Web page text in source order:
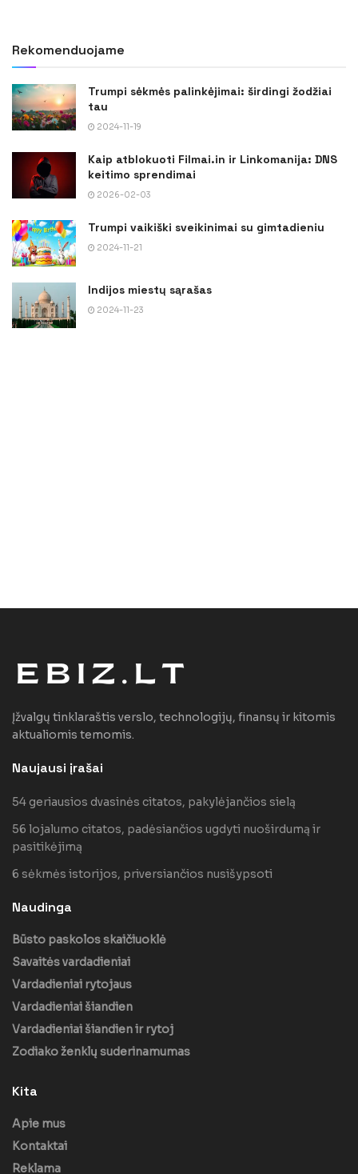
Rekomenduojame
Trumpi sėkmės palinkėjimai: širdingi žodžiai
tau
2024-11-19
Kaip atblokuoti Filmai.in ir Linkomanija: DNS
keitimo sprendimai
2026-02-03
Trumpi vaikiški sveikinimai su gimtadieniu
2024-11-21
Indijos miestų sąrašas
2024-11-23
Įžvalgų tinklaraštis verslo, technologijų, finansų ir kitomis
aktualiomis temomis.
Naujausi įrašai
54 geriausios dvasinės citatos, pakylėjančios sielą
56 lojalumo citatos, padėsiančios ugdyti nuoširdumą ir
pasitikėjimą
6 sėkmės istorijos, priversiančios nusišypsoti
Naudinga
Būsto paskolos skaičiuoklė
Savaitės vardadieniai
Vardadieniai rytojaus
Vardadieniai šiandien
Vardadieniai šiandien ir rytoj
Zodiako ženklų suderinamumas
Kita
Apie mus
Kontaktai
Reklama